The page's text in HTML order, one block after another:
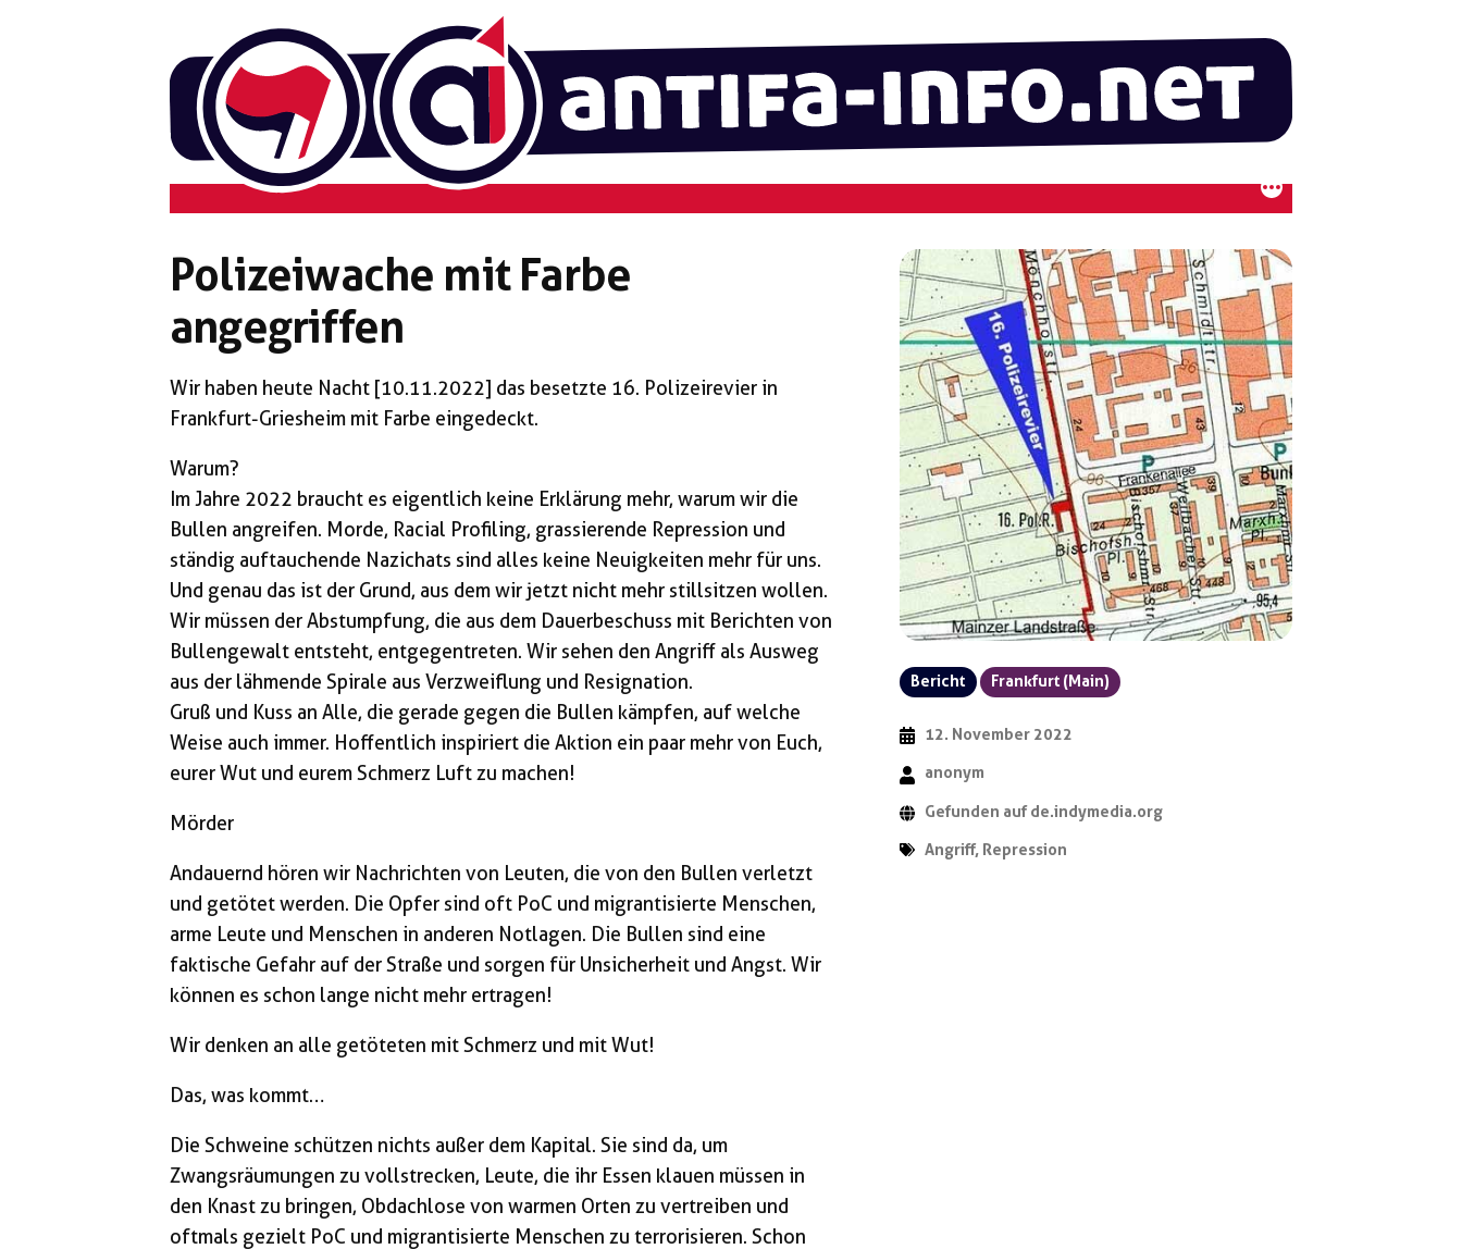
Polizeiwache mit Farbe
angegriffen
Bericht Frankfurt (Main)
12. November 2022
anonym
Gefunden auf de.indymedia.org
Angriff, Repression
Wir haben heute Nacht [10.11.2022] das besetzte 16. Polizeirevier in
Frankfurt-Griesheim mit Farbe eingedeckt.
Warum?
Im Jahre 2022 braucht es eigentlich keine Erklärung mehr, warum wir die
Bullen angreifen. Morde, Racial Profiling, grassierende Repression und
ständig auftauchende Nazichats sind alles keine Neuigkeiten mehr für uns.
Und genau das ist der Grund, aus dem wir jetzt nicht mehr stillsitzen wollen.
Wir müssen der Abstumpfung, die aus dem Dauerbeschuss mit Berichten von
Bullengewalt entsteht, entgegentreten. Wir sehen den Angriff als Ausweg
aus der lähmende Spirale aus Verzweiflung und Resignation.
Gruß und Kuss an Alle, die gerade gegen die Bullen kämpfen, auf welche
Weise auch immer. Hoffentlich inspiriert die Aktion ein paar mehr von Euch,
eurer Wut und eurem Schmerz Luft zu machen!
Mörder
Andauernd hören wir Nachrichten von Leuten, die von den Bullen verletzt
und getötet werden. Die Opfer sind oft PoC und migrantisierte Menschen,
arme Leute und Menschen in anderen Notlagen. Die Bullen sind eine
faktische Gefahr auf der Straße und sorgen für Unsicherheit und Angst. Wir
können es schon lange nicht mehr ertragen!
Wir denken an alle getöteten mit Schmerz und mit Wut!
Das, was kommt…
Die Schweine schützen nichts außer dem Kapital. Sie sind da, um
Zwangsräumungen zu vollstrecken, Leute, die ihr Essen klauen müssen in
den Knast zu bringen, Obdachlose von warmen Orten zu vertreiben und
oftmals gezielt PoC und migrantisierte Menschen zu terrorisieren. Schon